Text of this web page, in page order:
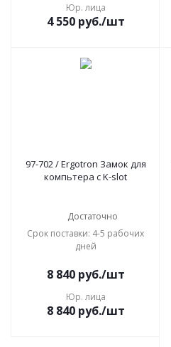
Юр. лица
4 550руб./шт
97-702 / Ergotron Замок для
компьтера с K-slot
Достаточно
Срок поставки: 4-5 рабочих
дней
8 840руб./шт
Юр. лица
8 840руб./шт